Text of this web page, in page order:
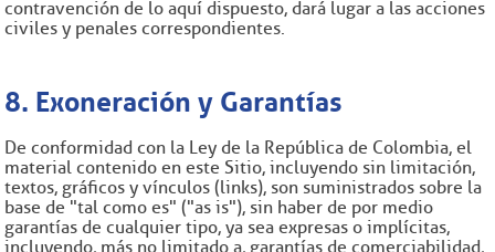
contravención de lo aquí dispuesto, dará lugar a las acciones
civiles y penales correspondientes.
8. Exoneración y Garantías
De conformidad con la Ley de la República de Colombia, el
material contenido en este Sitio, incluyendo sin limitación,
textos, gráficos y vínculos (links), son suministrados sobre la
base de "tal como es" ("as is"), sin haber de por medio
garantías de cualquier tipo, ya sea expresas o implícitas,
incluyendo, más no limitado a, garantías de comerciabilidad,